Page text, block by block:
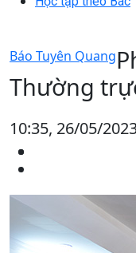
Báo Tuyên Quang
Thường
10:35, 26/05/